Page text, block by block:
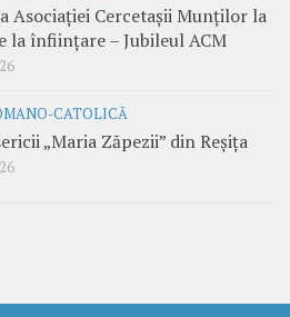
Asociației Cercetașii Munților la
la înființare – Jubileul ACM
CATOLICĂ
„Maria Zăpezii” din Reșița